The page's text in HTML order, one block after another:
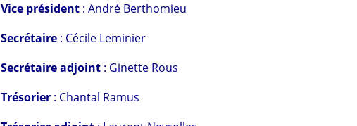
Vice président : André Berthomieu
Secrétaire : Cécile Leminier
Secrétaire adjoint : Ginette Rous
Trésorier : Chantal Ramus